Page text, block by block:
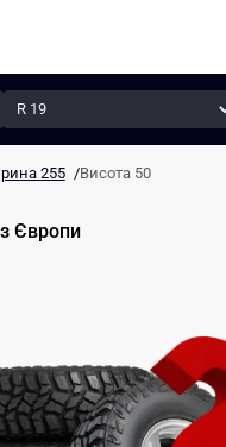
Радіус
255 /Висота 50
з Європи